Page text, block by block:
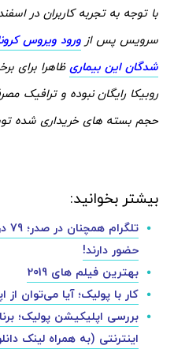
سرویس پس از ورود ویروس
شدگان این بیماریظاهرا برای
روبیکا رایگان نبوده و ترافیک
حجم بسته های خریداری شده
بیشتر بخوانید:
حضور دارند!
بهترین فیلم های 2019
کار با پولیک؛ آیا می‌توان
بررسی اپلیکیشن پولیک؛
اینترنتی (به همراه لینک